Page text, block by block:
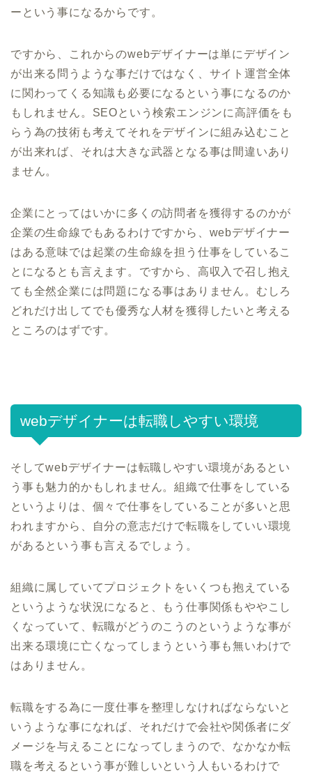
ーという事になるからです。
ですから、これからのwebデザイナーは単にデザイン
が出来る問うような事だけではなく、サイト運営全体
に関わってくる知識も必要になるという事になるのか
もしれません。SEOという検索エンジンに高評価をも
らう為の技術も考えてそれをデザインに組み込むこと
が出来れば、それは大きな武器となる事は間違いあり
ません。
企業にとってはいかに多くの訪問者を獲得するのかが
企業の生命線でもあるわけですから、webデザイナー
はある意味では起業の生命線を担う仕事をしているこ
とになるとも言えます。ですから、高収入で召し抱え
ても全然企業には問題になる事はありません。むしろ
どれだけ出してでも優秀な人材を獲得したいと考える
ところのはずです。
webデザイナーは転職しやすい環境
そしてwebデザイナーは転職しやすい環境があるとい
う事も魅力的かもしれません。組織で仕事をしている
というよりは、個々で仕事をしていることが多いと思
われますから、自分の意志だけで転職をしていい環境
があるという事も言えるでしょう。
組織に属していてプロジェクトをいくつも抱えている
というような状況になると、もう仕事関係もややこし
くなっていて、転職がどうのこうのというような事が
出来る環境に亡くなってしまうという事も無いわけで
はありません。
転職をする為に一度仕事を整理しなければならないと
いうような事になれば、それだけで会社や関係者にダ
メージを与えることになってしまうので、なかなか転
職を考えるという事が難しいという人もいるわけで